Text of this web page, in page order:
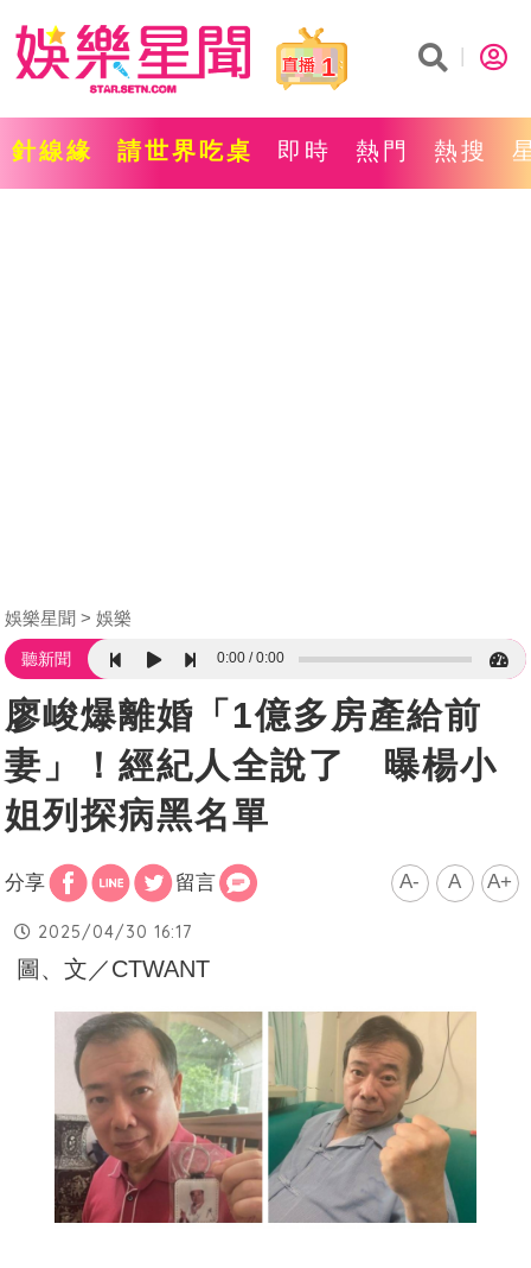
1
針線緣 請世界吃桌 即時 熱門 熱搜
娛樂星聞 娛樂
聽新聞 0:00 0:00
廖峻爆離婚「1億多房產給前
妻」！經紀人全說了 曝楊小
姐列探病黑名單
分享 留言 A- A A+
2025/04/30 16:17
圖、文／CTWANT